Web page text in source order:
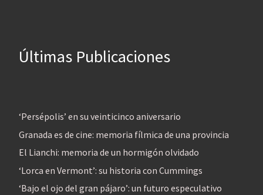
Últimas Publicaciones
‘Persépolis’ en su veinticinco aniversario
Granada es de cine: memoria fílmica de una provincia
El Lianchi: memoria de un hormigón olvidado
‘Lorca en Vermont’: su historia con Cummings
‘Bajo el ojo del gran pájaro’: un futuro especulativo